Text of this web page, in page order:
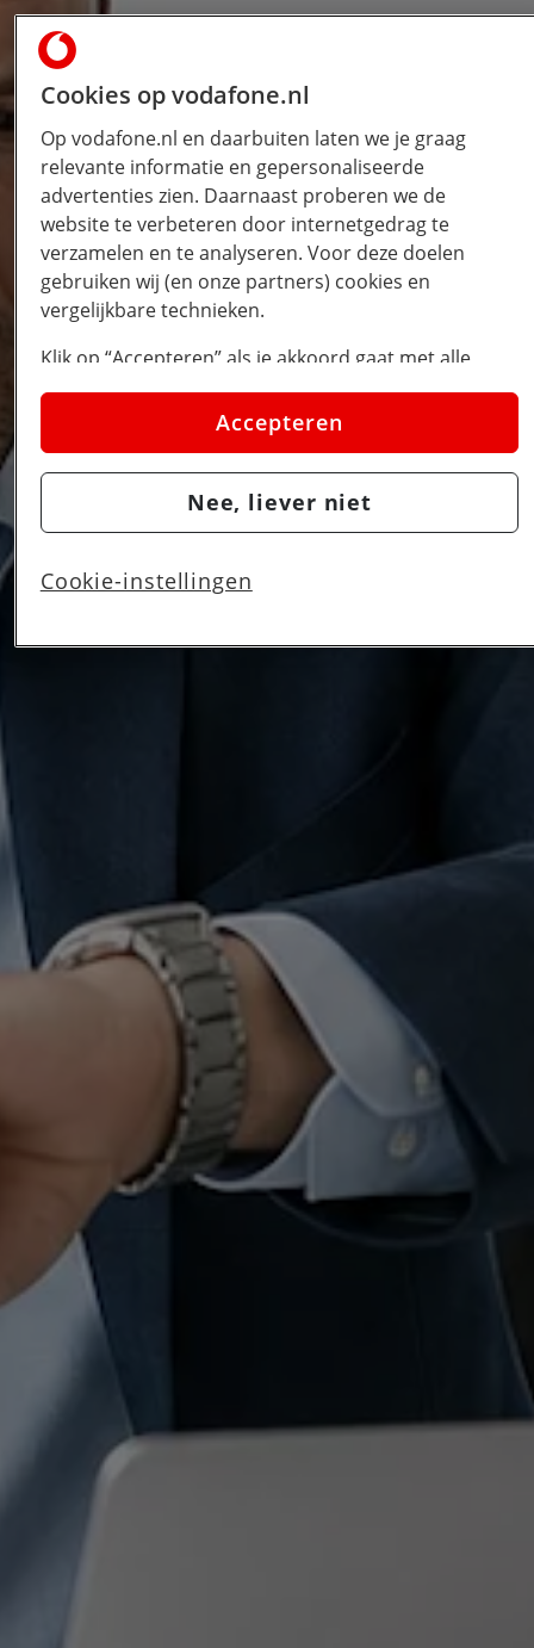
Cookies op vodafone.nl
Op vodafone.nl en daarbuiten laten we je graag
relevante informatie en gepersonaliseerde
advertenties zien. Daarnaast proberen we de
website te verbeteren door internetgedrag te
verzamelen en te analyseren. Voor deze doelen
gebruiken wij (en onze partners) cookies en
vergelijkbare technieken.
Klik op “Accepteren” als je akkoord gaat met alle
cookies. Kies je voor “Nee, liever niet”, dan plaatsen
we alleen strikt noodzakelijke cookies om de website
goed te laten werken. Dat betekent dat we geen
vormen van personalisatie toepassen.
Via cookie instellingen kan je zelf bepalen welke
wijzigen of intrekken op de
Accepteren
Nee, liever niet
Cookie-instellingen